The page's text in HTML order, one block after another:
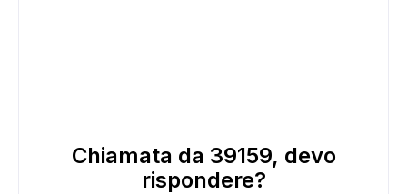
Chiamata da 39159, devo
rispondere?